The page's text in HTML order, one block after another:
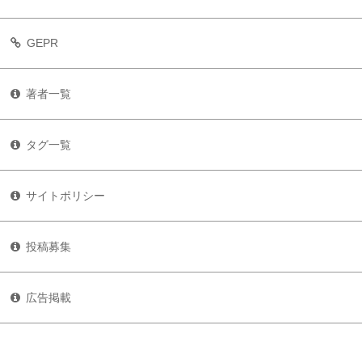
GEPR
著者一覧
タグ一覧
サイトポリシー
投稿募集
広告掲載